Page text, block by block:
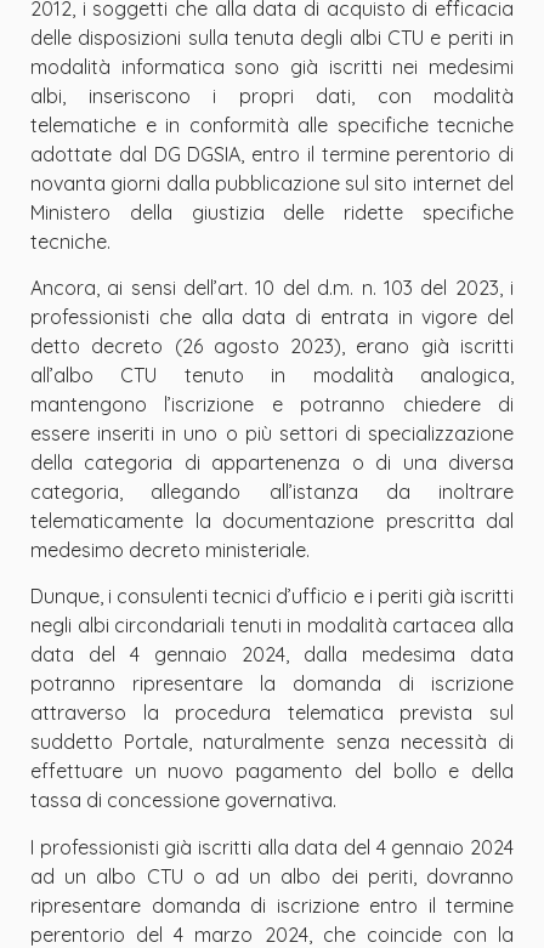
2012, i soggetti che alla data di acquisto di efficacia
delle disposizioni sulla tenuta degli albi CTU e periti in
modalità informatica sono già iscritti nei medesimi
albi, inseriscono i propri dati, con modalità
telematiche e in conformità alle specifiche tecniche
adottate dal DG DGSIA, entro il termine perentorio di
novanta giorni dalla pubblicazione sul sito internet del
Ministero della giustizia delle ridette specifiche
tecniche.
Ancora, ai sensi dell’art. 10 del d.m. n. 103 del 2023, i
professionisti che alla data di entrata in vigore del
detto decreto (26 agosto 2023), erano già iscritti
all’albo CTU tenuto in modalità analogica,
mantengono l’iscrizione e potranno chiedere di
essere inseriti in uno o più settori di specializzazione
della categoria di appartenenza o di una diversa
categoria, allegando all’istanza da inoltrare
telematicamente la documentazione prescritta dal
medesimo decreto ministeriale.
Dunque, i consulenti tecnici d’ufficio e i periti già iscritti
negli albi circondariali tenuti in modalità cartacea alla
data del 4 gennaio 2024, dalla medesima data
potranno ripresentare la domanda di iscrizione
attraverso la procedura telematica prevista sul
suddetto Portale, naturalmente senza necessità di
effettuare un nuovo pagamento del bollo e della
tassa di concessione governativa.
I professionisti già iscritti alla data del 4 gennaio 2024
ad un albo CTU o ad un albo dei periti, dovranno
ripresentare domanda di iscrizione entro il termine
perentorio del 4 marzo 2024, che coincide con la